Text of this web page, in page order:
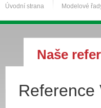
Úvodní strana Modelové
Naše